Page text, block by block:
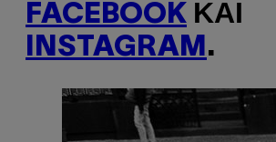
FACEBOOK ΚΑΙ
INSTAGRAM .